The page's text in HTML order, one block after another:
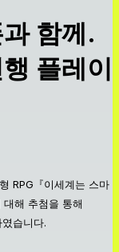
함께.
플레이
RPG『이세계는 스마
해 추첨을 통해
습니다.